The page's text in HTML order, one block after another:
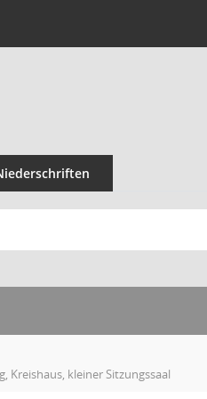
Kreishaus, kleiner Sitzungssaal